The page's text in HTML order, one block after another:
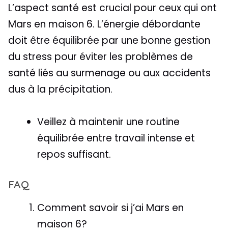
L’aspect santé est crucial pour ceux qui ont
Mars en maison 6. L’énergie débordante
doit être équilibrée par une bonne gestion
du stress pour éviter les problèmes de
santé liés au surmenage ou aux accidents
dus à la précipitation.
Veillez à maintenir une routine
équilibrée entre travail intense et
repos suffisant.
FAQ
Comment savoir si j’ai Mars en
maison 6?